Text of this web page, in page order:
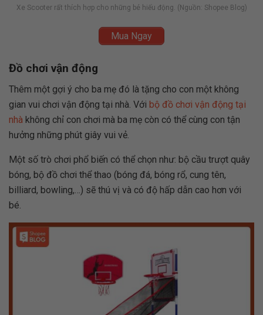
Xe Scooter rất thích hợp cho những bé hiếu động. (Nguồn: Shopee Blog)
Mua Ngay
Đồ chơi vận động
Thêm một gợi ý cho ba mẹ đó là tặng cho con một không
gian vui chơi vận động tại nhà. Với bộ đồ chơi vận động tại
nhà không chỉ con chơi mà ba mẹ còn có thể cùng con tận
hưởng những phút giây vui vẻ.
Một số trò chơi phổ biến có thể chọn như: bộ cầu trượt quây
bóng, bộ đồ chơi thể thao (bóng đá, bóng rổ, cung tên,
billiard, bowling,…) sẽ thú vị và có độ hấp dẫn cao hơn với
bé.